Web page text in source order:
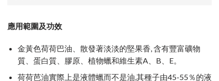
應用範圍及功效
金黃色荷荷巴油、散發著淡淡的堅果香, 含有豐富礦物
質、蛋白質、膠原、植物蠟和維生素A、B、E。
荷荷芭油實際上是液體蠟而不是油,其種子由45-55％的液